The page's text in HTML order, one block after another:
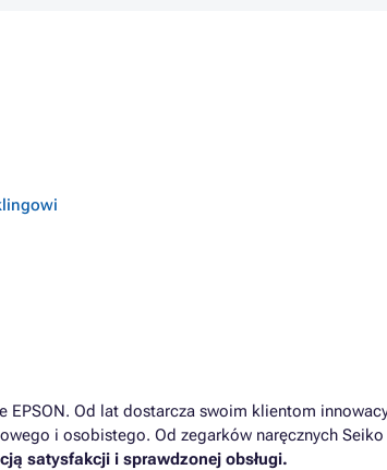
EPSON. Od lat dostarcza swoim klientom
i osobistego. Od zegarków naręcznych
satysfakcji i sprawdzonej obsługi.